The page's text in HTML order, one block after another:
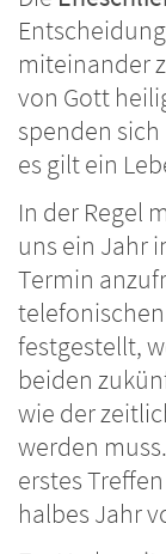
miteinander
von Gott
spenden
es gilt ein
In der Regel
uns ein Jahr
Termin
festgestellt,
beiden
wie der
werden
erstes
halbes Jahr